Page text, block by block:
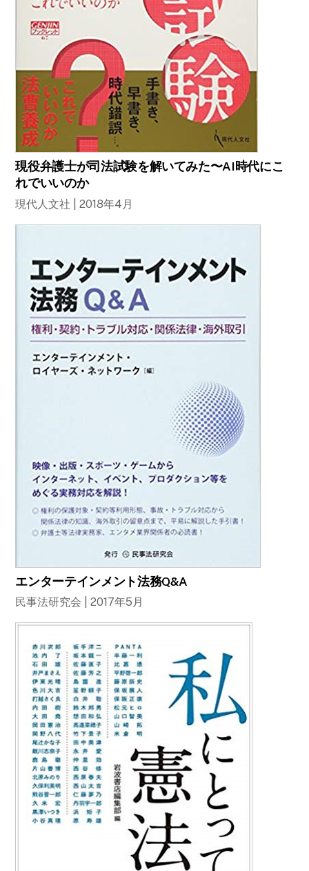
現役弁護士が司法試験を解いてみた〜AI時代にこ
れでいいのか
現代人文社 | 2018年4月
エンターテインメント法務Q&A
民事法研究会 | 2017年5月